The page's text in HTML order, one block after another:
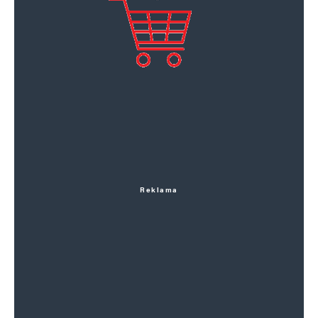
Reklama